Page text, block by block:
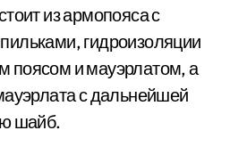
из армопояса с
гидроизоляции
и мауэрлатом, а
с дальнейшей
шайб.